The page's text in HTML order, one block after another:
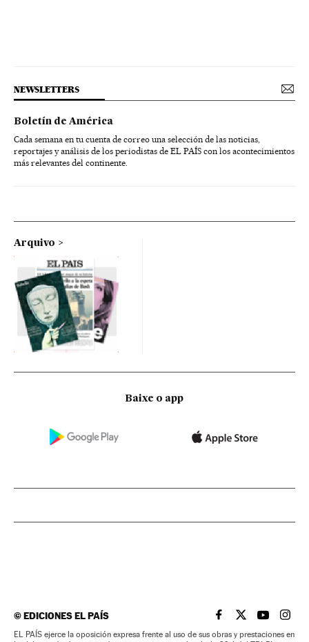
NEWSLETTERS
Boletín de América
Cada semana en tu cuenta de correo una selección de las noticias,
reportajes y análisis de los periodistas de EL PAÍS con los acontecimientos
más relevantes del continente.
Arquivo
Baixe o app
©EDICIONES EL PAÍS EL PAÍS BRASIL EN
EL PAÍSEL PAÍS
EL
EL PAÍS ejerce la oposición expresa frente al uso de sus obras y prestaciones en